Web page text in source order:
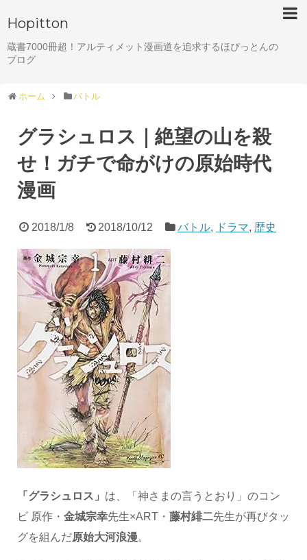
Hopitton
蔵書7000冊超！アルティメット漫画道を追求するほぴっとんの
ブログ
ホーム バトル
グラシュロス｜絶望の山を殺
せ！ガチで命がけの原始時代
漫画
2018/1/8 2018/10/12 バトル, ドラマ, 歴史
「グラシュロス」 は、「神さまの言うとおり」のコン
ビ 原作・ 金城宗幸先生×ART・ 藤村緋二先生が再びタッ
グを組んだ原始大河浪漫。